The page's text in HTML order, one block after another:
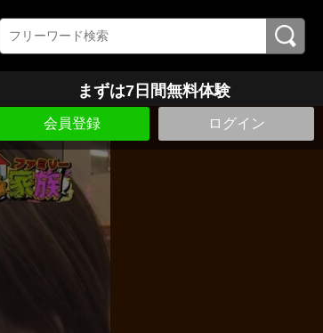
まずは7日間無料体験
会員登録 ログイン